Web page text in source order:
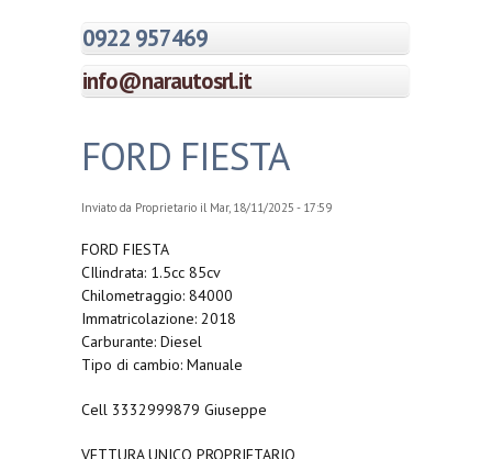
0922 957469
info@narautosrl.it
FORD FIESTA
Inviato da Proprietario il Mar, 18/11/2025 - 17:59
FORD FIESTA
CIlindrata: 1.5cc 85cv
Chilometraggio: 84000
Immatricolazione: 2018
Carburante: Diesel
Tipo di cambio: Manuale
Cell 3332999879 Giuseppe
VETTURA UNICO PROPRIETARIO